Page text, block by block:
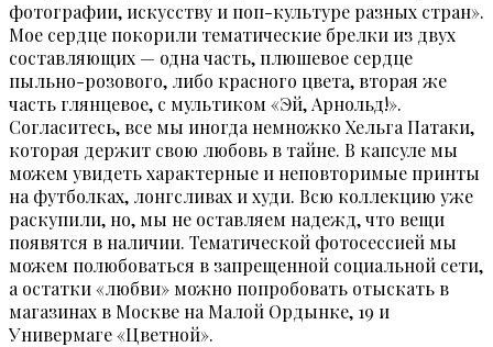
фотографии, искусству и поп-культуре разных стран».
Мое сердце покорили тематические брелки из двух
составляющих — одна часть, плюшевое сердце
пыльно-розового, либо красного цвета, вторая же
часть глянцевое, с мультиком «Эй, Арнольд!».
Согласитесь, все мы иногда немножко Хельга Патаки,
которая держит свою любовь в тайне. В капсуле мы
можем увидеть характерные и неповторимые принты
на футболках, лонгсливах и худи. Всю коллекцию уже
раскупили, но, мы не оставляем надежд, что вещи
появятся в наличии. Тематической фотосессией мы
можем полюбоваться в запрещенной социальной сети,
а остатки «любви» можно попробовать отыскать в
магазинах в Москве на Малой Ордынке, 19 и
Универмаге «Цветной».